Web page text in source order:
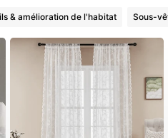
& amélioration de l'habitat Sous-